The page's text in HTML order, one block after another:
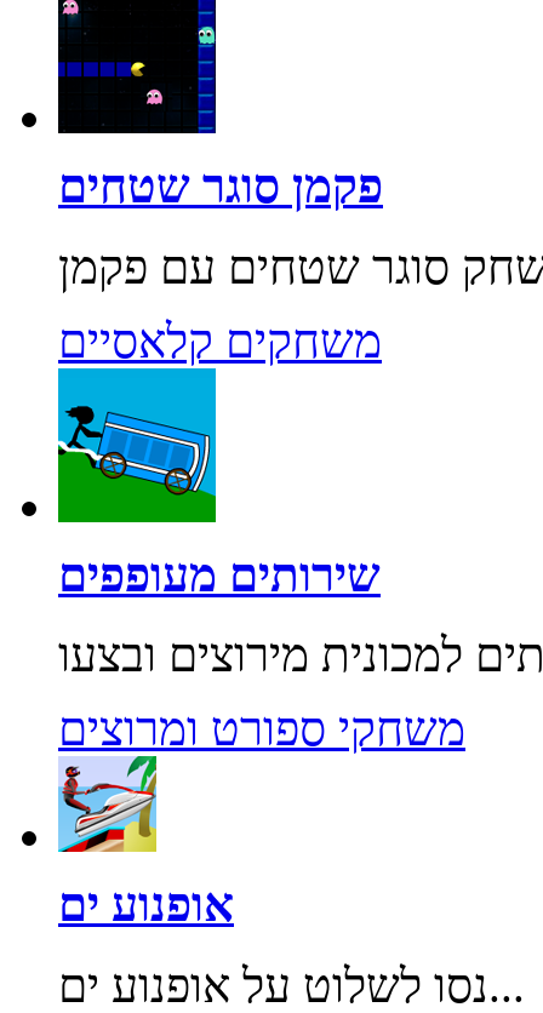
פקמן סוגר שטחים
משחקים קלאסיים
שירותים מעופפים
משחקי ספורט ומרוצים
אופנוע ים
נסו לשלוט על אופנוע ים...